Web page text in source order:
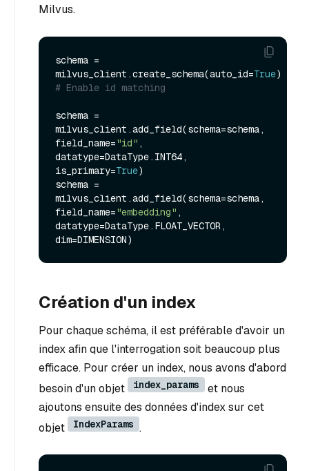
Milvus.
schema =
milvus_client.create_schema(auto_id=True
# Enable id matching
schema =
milvus_client.add_field(schema=schema,
field_name="id" ,
datatype=DataType.INT64,
is_primary=True)
schema =
milvus_client.add_field(schema=schema,
field_name="embedding" ,
datatype=DataType.FLOAT_VECTOR,
Création d'un index
Pour chaque schéma, il est préférable d'avoir un
index afin que l'interrogation soit beaucoup plus
efficace. Pour créer un index, nous avons d'abord
besoin d'un objet
index_params
et nous
ajoutons ensuite des données d'index sur cet
objet
IndexParams .